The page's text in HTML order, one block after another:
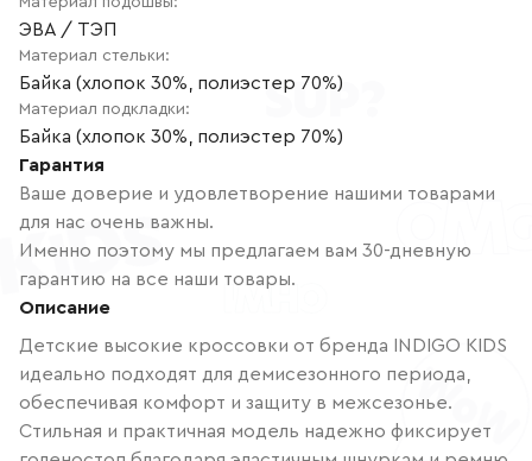
ЭВА / ТЭП
Материал стельки:
Байка (хлопок 30%, полиэстер 70%)
Материал подкладки:
Байка (хлопок 30%, полиэстер 70%)
Гарантия
Ваше доверие и удовлетворение нашими товарами
для нас очень важны.
Именно поэтому мы предлагаем вам 30-дневную
гарантию на все наши товары.
Описание
Детские высокие кроссовки от бренда INDIGO KIDS
идеально подходят для демисезонного периода,
обеспечивая комфорт и защиту в межсезонье.
Стильная и практичная модель надежно фиксирует